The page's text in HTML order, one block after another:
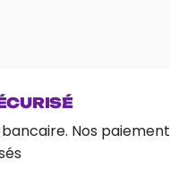
Nos paiement